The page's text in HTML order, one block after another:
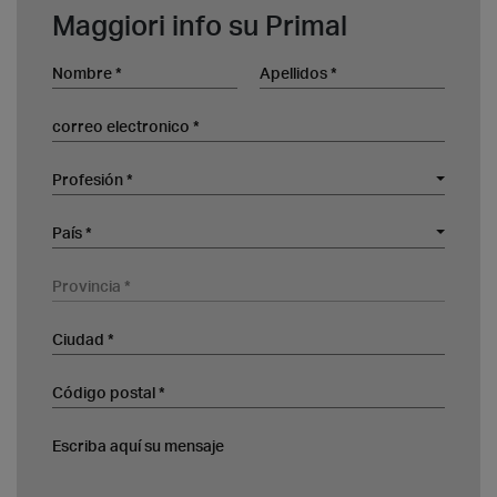
Maggiori info su Primal
Nombre Apellidos
correo electronico
Profesión
Profesión *
Empresa
País
País *
Provincia
Ciudad
Código postal
Escriba aquí su mensaje